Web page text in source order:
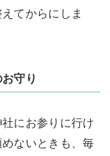
てからにしま
守り
にお参りに行け
ないときも、毎